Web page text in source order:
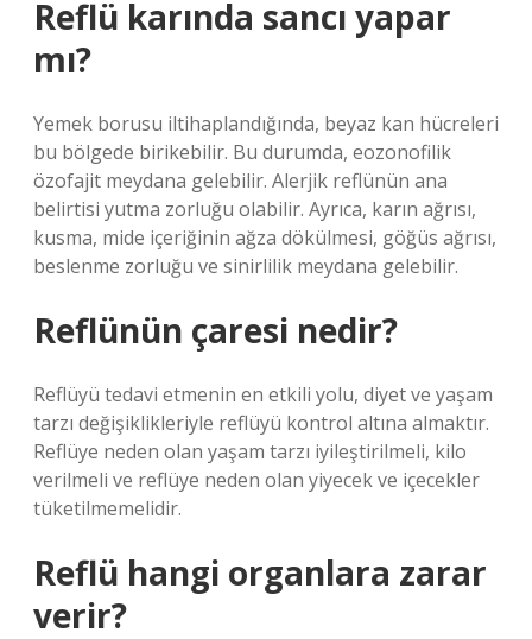
Reflü karında sancı yapar
mı?
Yemek borusu iltihaplandığında, beyaz kan hücreleri
bu bölgede birikebilir. Bu durumda, eozonofilik
özofajit meydana gelebilir. Alerjik reflünün ana
belirtisi yutma zorluğu olabilir. Ayrıca, karın ağrısı,
kusma, mide içeriğinin ağza dökülmesi, göğüs ağrısı,
beslenme zorluğu ve sinirlilik meydana gelebilir.
Reflünün çaresi nedir?
Reflüyü tedavi etmenin en etkili yolu, diyet ve yaşam
tarzı değişiklikleriyle reflüyü kontrol altına almaktır.
Reflüye neden olan yaşam tarzı iyileştirilmeli, kilo
verilmeli ve reflüye neden olan yiyecek ve içecekler
tüketilmemelidir.
Reflü hangi organlara zarar
verir?